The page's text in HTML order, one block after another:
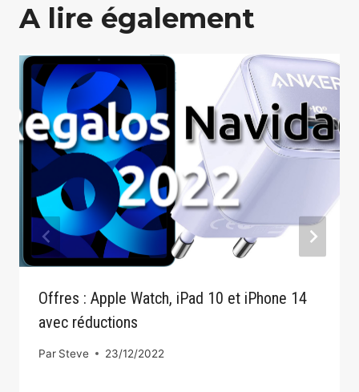
A lire également
Offres : Apple Watch, iPad 10 et iPhone 14
avec réductions
Par Steve 23/12/2022